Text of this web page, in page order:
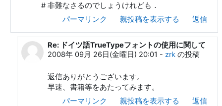
# 非難なさるのでしょうけれども．
パーマリンク
親投稿を表示する 返信
匿 名 への返信
Re: ドイツ語TrueTypeフォントの使用に関して
2008年 09月 26日(金曜日) 20:01 - zrkの投稿
返信ありがとうございます。
早速、書籍等をあたってみます。
パーマリンク
親投稿を表示する 返信